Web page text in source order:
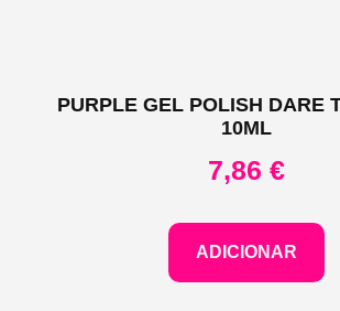
PURPLE GEL POLISH DARE
10ML
7,86 €
ADICIONAR